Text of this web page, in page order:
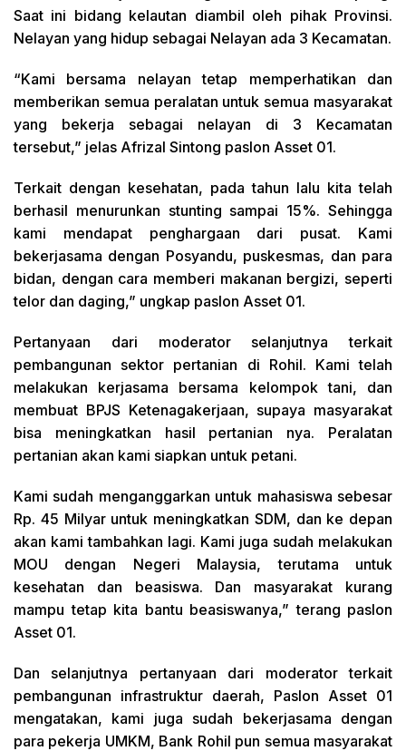
Saat ini bidang kelautan diambil oleh pihak Provinsi.
Nelayan yang hidup sebagai Nelayan ada 3 Kecamatan.
“Kami bersama nelayan tetap memperhatikan dan
memberikan semua peralatan untuk semua masyarakat
yang bekerja sebagai nelayan di 3 Kecamatan
tersebut,” jelas Afrizal Sintong paslon Asset 01.
Terkait dengan kesehatan, pada tahun lalu kita telah
berhasil menurunkan stunting sampai 15%. Sehingga
kami mendapat penghargaan dari pusat. Kami
bekerjasama dengan Posyandu, puskesmas, dan para
bidan, dengan cara memberi makanan bergizi, seperti
telor dan daging,” ungkap paslon Asset 01.
Pertanyaan dari moderator selanjutnya terkait
pembangunan sektor pertanian di Rohil. Kami telah
melakukan kerjasama bersama kelompok tani, dan
membuat BPJS Ketenagakerjaan, supaya masyarakat
bisa meningkatkan hasil pertanian nya. Peralatan
pertanian akan kami siapkan untuk petani.
Kami sudah menganggarkan untuk mahasiswa sebesar
Rp. 45 Milyar untuk meningkatkan SDM, dan ke depan
akan kami tambahkan lagi. Kami juga sudah melakukan
MOU dengan Negeri Malaysia, terutama untuk
kesehatan dan beasiswa. Dan masyarakat kurang
mampu tetap kita bantu beasiswanya,” terang paslon
Asset 01.
Dan selanjutnya pertanyaan dari moderator terkait
pembangunan infrastruktur daerah, Paslon Asset 01
mengatakan, kami juga sudah bekerjasama dengan
para pekerja UMKM, Bank Rohil pun semua masyarakat